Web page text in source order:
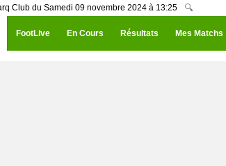
Club du Samedi 09 novembre 2024 à 13:25 🔍
FootLive En Cours Résultats Mes Matchs